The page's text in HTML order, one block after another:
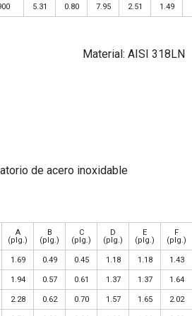
5.31 0.80 7.95 2.51 1.49
Material: AISI 318LN
de acero inoxidable
A
(plg.)
B
(plg.)
C
(plg.)
D
(plg.)
E
(plg.)
F
(plg.)
1.69 0.49 0.45 1.18 1.18 1.43
1.94 0.57 0.61 1.37 1.37 1.64
2.28 0.62 0.70 1.57 1.65 2.02